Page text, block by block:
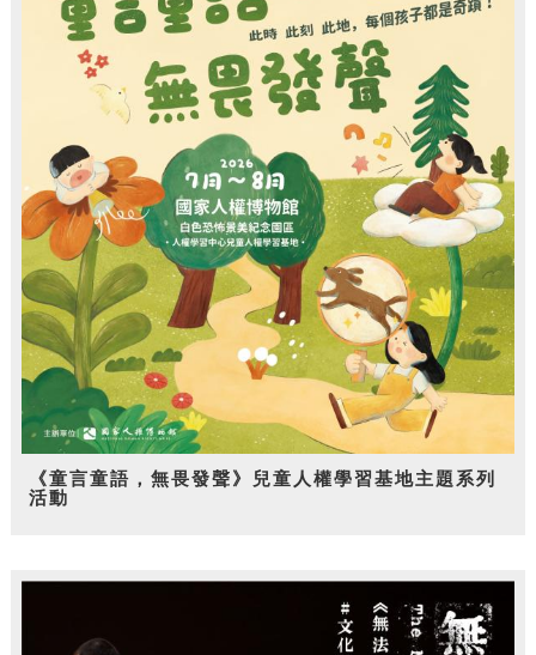
《童言童語，無畏發聲》兒童人權學習基地主題系列
活動